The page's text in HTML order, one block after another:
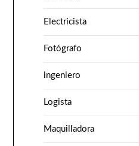
Electricista
Fotógrafo
ingeniero
Logista
Maquilladora